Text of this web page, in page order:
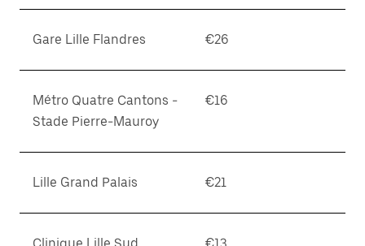
Gare Lille Flandres €26
Métro Quatre Cantons -
Stade Pierre-Mauroy
€16
Lille Grand Palais €21